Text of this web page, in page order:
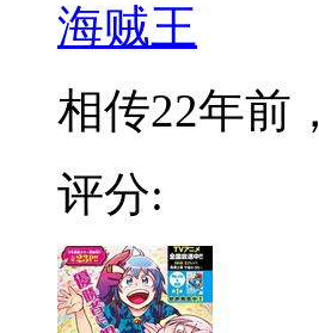
海贼王
相传22年前
评分: